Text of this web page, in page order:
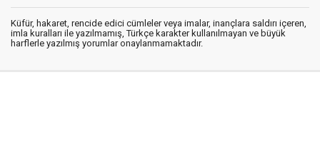
Küfür, hakaret, rencide edici cümleler veya imalar, inançlara saldırı içeren,
imla kuralları ile yazılmamış, Türkçe karakter kullanılmayan ve büyük
harflerle yazılmış yorumlar onaylanmamaktadır.